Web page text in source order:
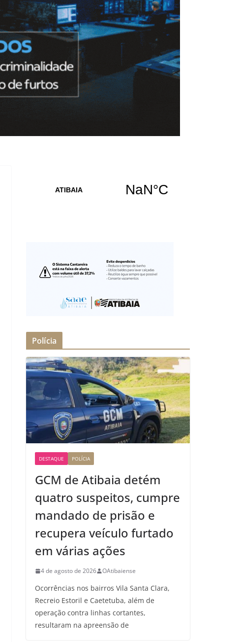
Polícia
DESTAQUE POLÍCIA
GCM de Atibaia detém
quatro suspeitos, cumpre
mandado de prisão e
recupera veículo furtado
em várias ações
4 de agosto de 2026 OAtibaiense
Ocorrências nos bairros Vila Santa Clara,
Recreio Estoril e Caetetuba, além de
operação contra linhas cortantes,
resultaram na apreensão de